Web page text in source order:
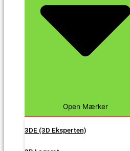
Open Mærker
3DE (3D Eksperten)